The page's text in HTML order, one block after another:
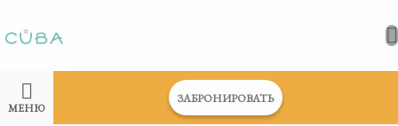
МЕНЮ
ЗАБРОНИРОВАТЬ